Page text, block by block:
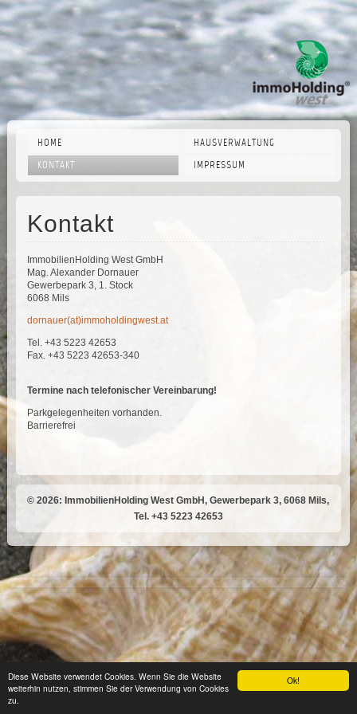
Ok!
Diese Website verwendet Cookies. Wenn Sie die Website
weiterhin nutzen, stimmen Sie der Verwendung von Cookies
zu.
HOME
HAUSVERWALTUNG
KONTAKT
IMPRESSUM
Kontakt
ImmobilienHolding West GmbH
Mag. Alexander Dornauer
Gewerbepark 3, 1. Stock
6068 Mils
dornauer(at)immoholdingwest.at
Tel. +43 5223 42653
Fax. +43 5223 42653-340
Termine nach telefonischer Vereinbarung!
Parkgelegenheiten vorhanden.
Barrierefrei
© 2026: ImmobilienHolding West GmbH, Gewerbepark 3, 6068 Mils,
Tel. +43 5223 42653